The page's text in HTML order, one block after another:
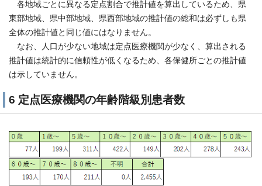
各地域ごとに異なる定点割合で推計値を算出しているため、県
東部地域、県中部地域、県西部地域の推計値の総和は必ずしも県
全体の推計値と同じ値にはなりません。
なお、人口が少ない地域は定点医療機関が少なく、算出される
推計値は統計的に信頼性が低くなるため、各保健所ごとの推計値
は示していません。
6 定点医療機関の年齢階級別患者数